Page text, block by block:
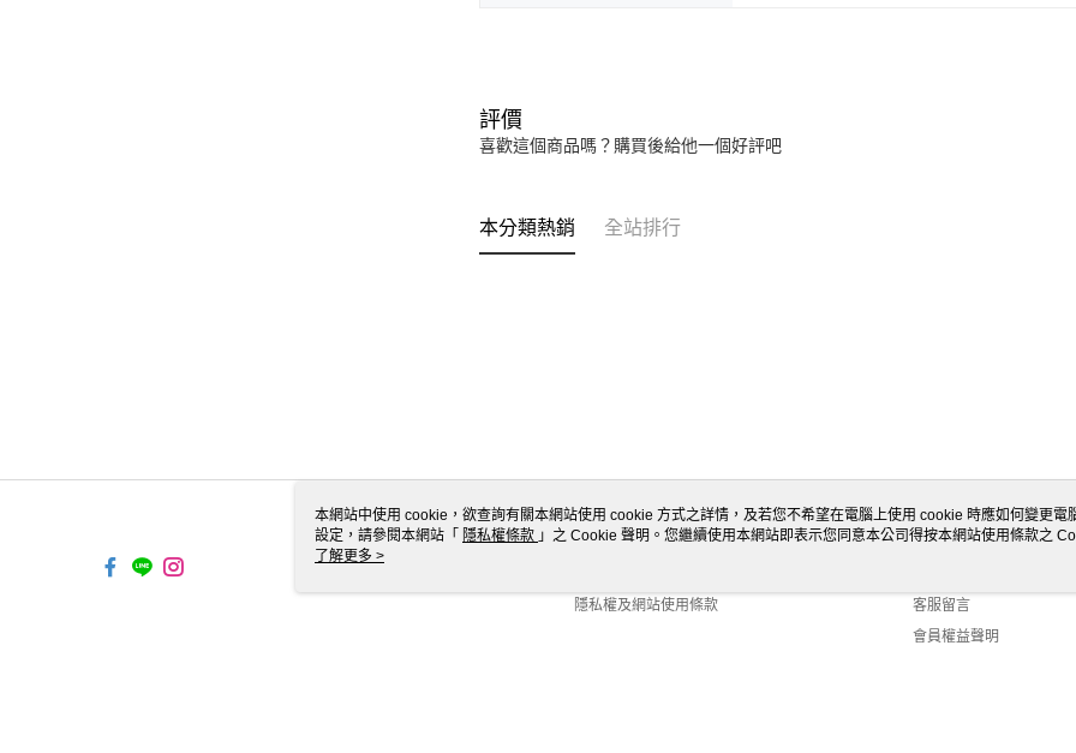
評價
喜歡這個商品嗎？購買後給他一個好評吧
本分類熱銷 全站排行
關於我們
隱私權及網站使用條款
客服資訊
客服留言
會員權益聲明
本網站中使用 cookie，欲查詢有關本網站使用 cookie 方式之詳情，及若您不希望在電腦上使用 cookie 時應如何變更電
設定，請參閱本網站「 隱私權條款 」之 Cookie 聲明。您繼續使用本網站即表示您同意本公司得按本網站使用條款之
使用 cookie。
了解更多 >